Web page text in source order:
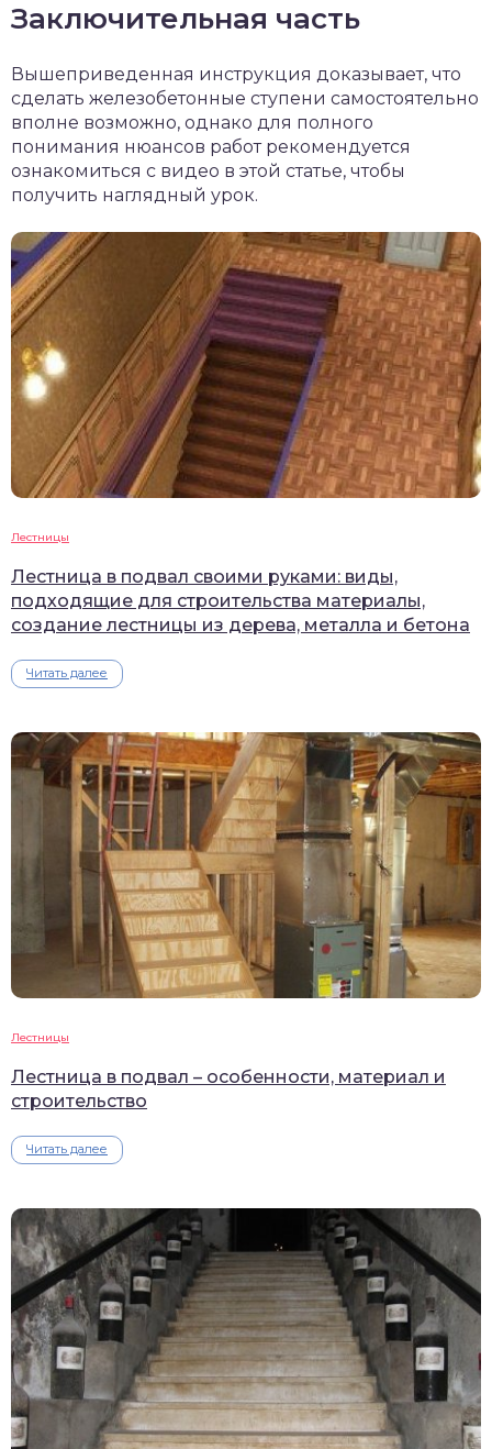
Заключительная часть
Вышеприведенная инструкция доказывает, что
сделать железобетонные ступени самостоятельно
вполне возможно, однако для полного
понимания нюансов работ рекомендуется
ознакомиться с видео в этой статье, чтобы
получить наглядный урок.
Лестницы
Лестница в подвал своими руками: виды,
подходящие для строительства материалы,
создание лестницы из дерева, металла и бетона
Читать далее
Лестницы
Лестница в подвал – особенности, материал и
строительство
Читать далее